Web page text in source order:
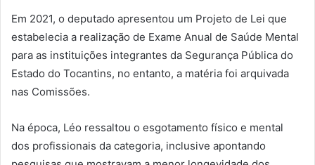
Em 2021, o deputado apresentou um Projeto de Lei que
estabelecia a realização de Exame Anual de Saúde Mental
para as instituições integrantes da Segurança Pública do
Estado do Tocantins, no entanto, a matéria foi arquivada
nas Comissões.
Na época, Léo ressaltou o esgotamento físico e mental
dos profissionais da categoria, inclusive apontando